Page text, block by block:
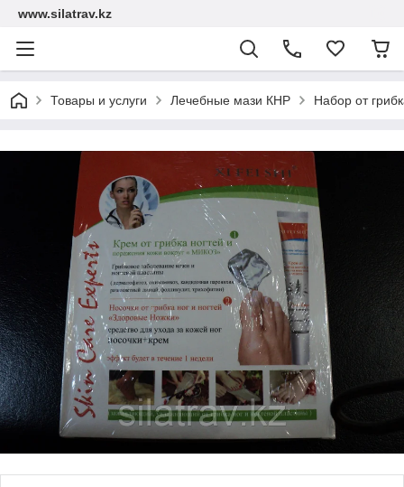
www.silatrav.kz
Товары и услуги Лечебные мази КНР Набор от